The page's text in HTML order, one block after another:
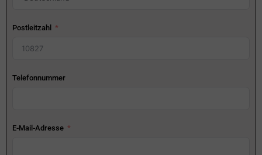
Postleitzahl
Telefonnummer
E-Mail-Adresse